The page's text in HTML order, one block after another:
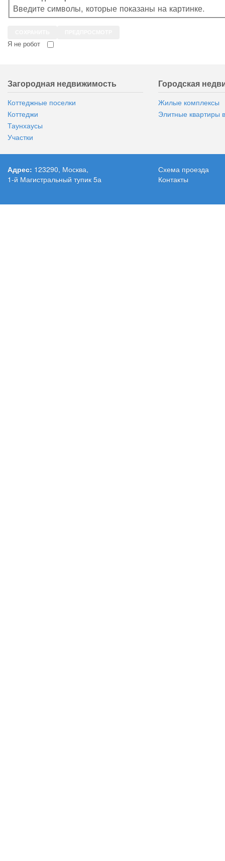
Введите символы, которые показаны на картинке.
Я не робот
Загородная недвижимость
Коттеджные поселки
Коттеджи
Таунхаусы
Участки
Городская
Жилые комплексы
Элитные квартиры
Адрес: 123290, Москва,
1-й Магистральный тупик 5а
Схема проезда
Контакты